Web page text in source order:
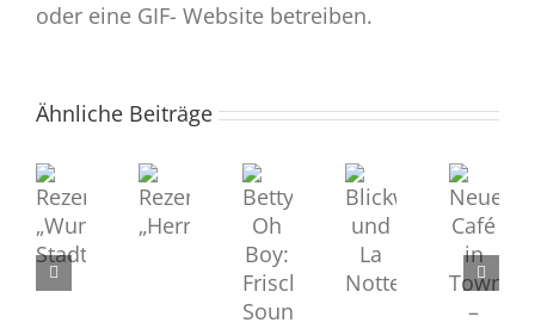
oder eine GIF- Website betreiben.
Ähnliche Beiträge
Rezension
„Wunde
Betty
Blickwechsel
Neues